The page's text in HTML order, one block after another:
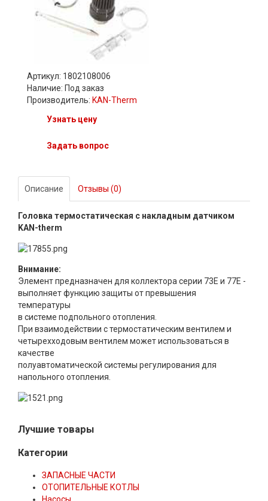
Артикул: 1802108006
Наличие: Под заказ
Производитель: KAN-Therm
Узнать цену
Задать вопрос
Описание Отзывы (0)
Головка термостатическая с накладным датчиком
KAN-therm
Внимание:
Элемент предназначен для коллектора серии 73E и 77E -
выполняет функцию защиты от превышения
температуры
в системе подпольного отопления.
При взаимодействии с термостатическим вентилем и
четырехходовым вентилем может использоваться в
качестве
полуавтоматической системы регулирования для
напольного отопления.
Лучшие товары
Категории
ЗАПАСНЫЕ ЧАСТИ
ОТОПИТЕЛЬНЫЕ КОТЛЫ